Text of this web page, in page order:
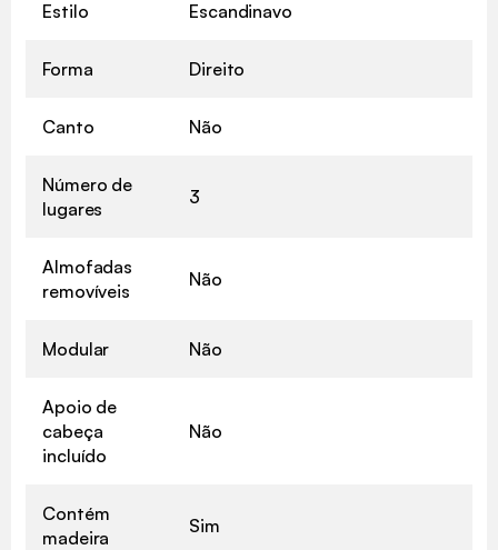
Estilo Escandinavo
Forma Direito
Canto Não
Número de
lugares
3
Almofadas
removíveis
Não
Modular Não
Apoio de
cabeça
incluído
Não
Contém
madeira
Sim